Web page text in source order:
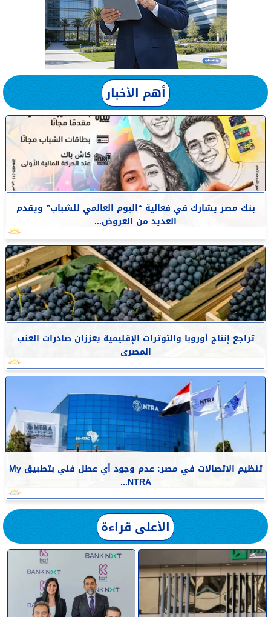
أهم الأخبار
بنك مصر يشارك في فعالية “اليوم العالمي للشباب” ويقدم
العديد من العروض...
تراجع إنتاج أوروبا والتوترات الإقليمية يعززان صادرات العنب
المصرى
تنظيم الاتصالات في مصر: عدم وجود أي عطل فني بتطبيق My
NTRA...
الأعلى قراءة